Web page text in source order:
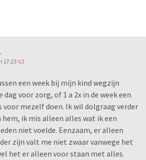
17:23
een week bij mijn kind wegzijn
voor zorg, of 1 a 2x in de week een
voor mezelf doen. Ik wil dolgraag verder
hem, ik mis alleen alles wat ik een
niet voelde. Eenzaam, er alleen
zijn valt me niet zwaar vanwege het
het er alleen voor staan met alles.